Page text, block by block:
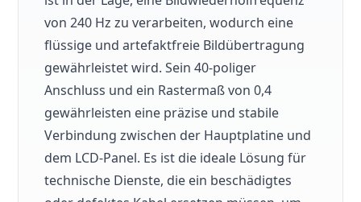
von 240 Hz zu verarbeiten, wodurch eine
flüssige und artefaktfreie Bildübertragung
gewährleistet wird. Sein 40-poliger
Anschluss und ein Rastermaß von 0,4
gewährleisten eine präzise und stabile
Verbindung zwischen der Hauptplatine und
dem LCD-Panel. Es ist die ideale Lösung für
technische Dienste, die ein beschädigtes